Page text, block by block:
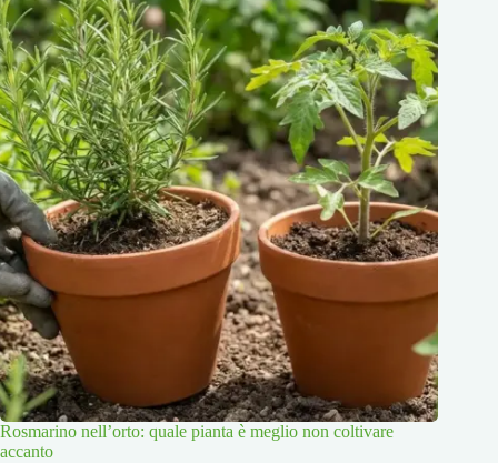
Rosmarino nell’orto: quale pianta è meglio non coltivare
accanto